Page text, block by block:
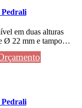
em duas alturas
Ø 22 mm e tampo…